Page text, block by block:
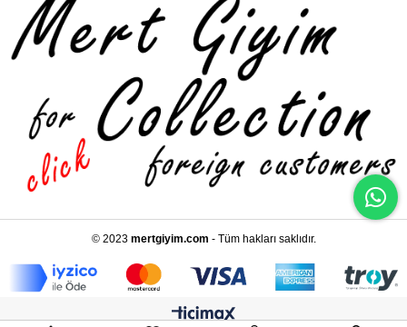
© 2023 mertgiyim.com - Tüm hakları saklıdır.